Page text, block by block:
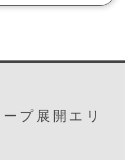
プ展開エリ